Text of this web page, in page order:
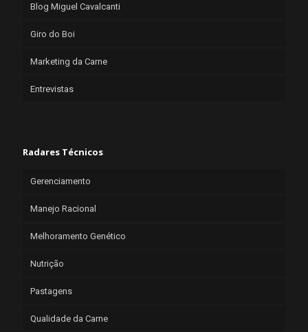
Blog Miguel Cavalcanti
Giro do Boi
Marketing da Carne
Entrevistas
Radares Técnicos
Gerenciamento
Manejo Racional
Melhoramento Genético
Nutrição
Pastagens
Qualidade da Carne